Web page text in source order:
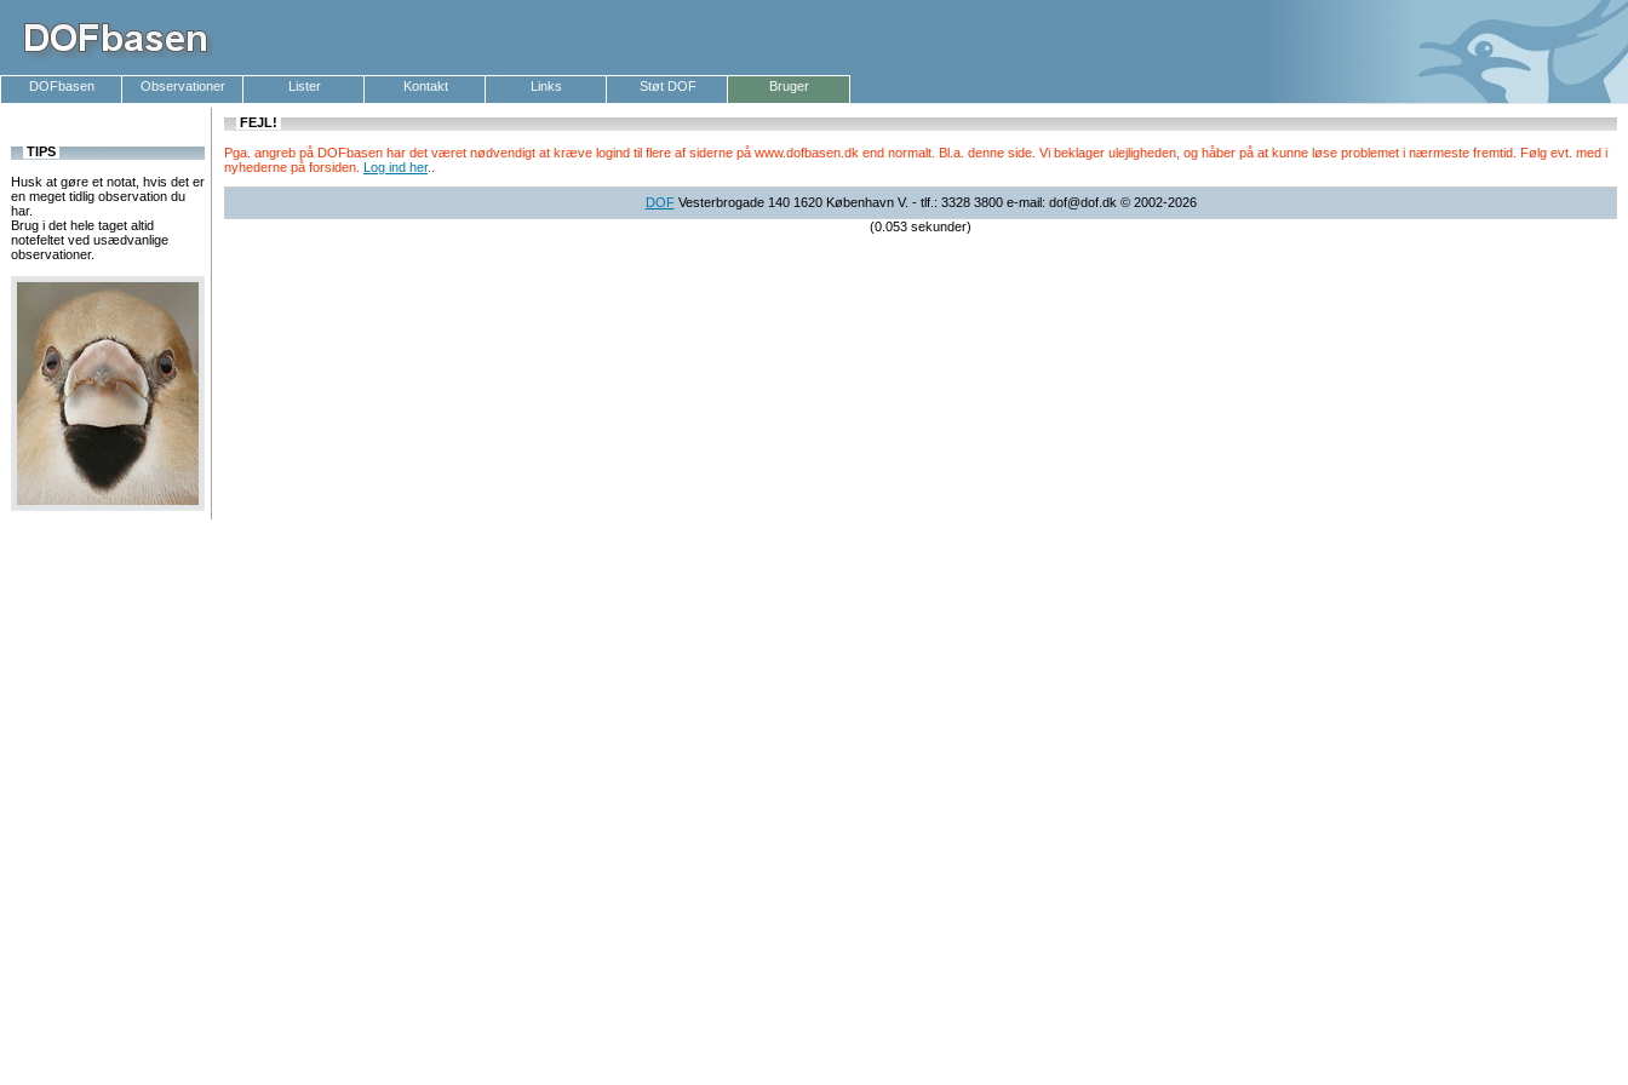
DOFbasen Observationer Lister Kontakt Links Støt DOF Bruger
TIPS
Husk at gøre et notat, hvis det er
en meget tidlig observation du
har.
Brug i det hele taget altid
notefeltet ved usædvanlige
observationer.
FEJL!
Pga. angreb på DOFbasen har det været nødvendigt at kræve logind til flere af siderne på www.dofbasen.dk end normalt. Bl.a. denne side. Vi beklager ulejligheden, og håber på at kunne løse problemet i nærmeste fremtid. Følg evt. med i
nyhederne på forsiden. Log ind her.
DOFVesterbrogade 140 1620 København V. - tlf.: 3328 3800 e-mail: dof@dof.dk © 2002-2026
(0.053 sekunder)